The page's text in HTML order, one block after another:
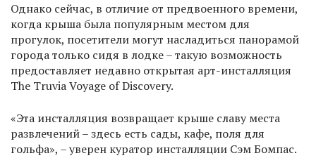
Однако сейчас, в отличие от предвоенного времени,
когда крыша была популярным местом для
прогулок, посетители могут насладиться панорамой
города только сидя в лодке – такую возможность
предоставляет недавно открытая арт-инсталляция
The Truvia Voyage of Discovery.
«Эта инсталляция возвращает крыше славу места
развлечений – здесь есть сады, кафе, поля для
гольфа», – уверен куратор инсталляции Сэм Бомпас.